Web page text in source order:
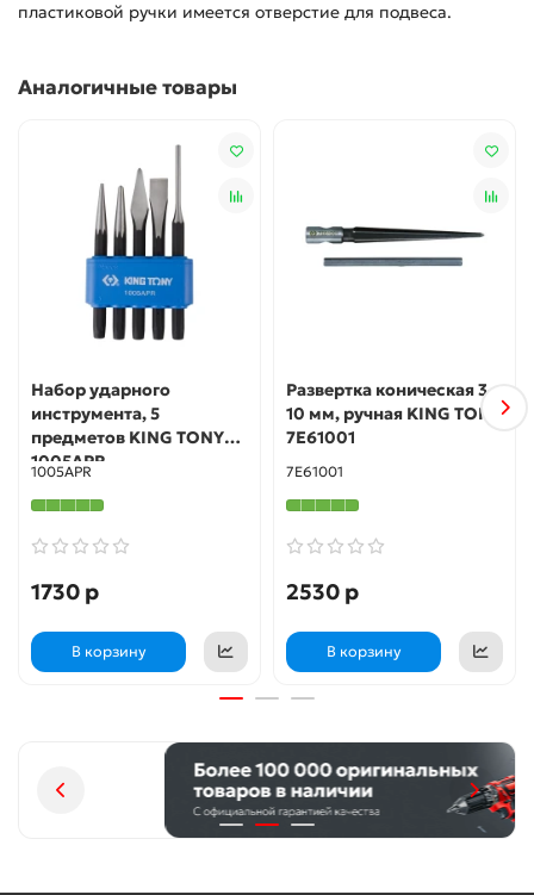
пластиковой ручки имеется отверстие для подвеса.
Аналогичные товары
Набор ударного
инструмента, 5
предметов KING TONY
1005APR
1005APR
1730 р
В корзину
Развертка коническая 3-
10 мм, ручная KING TONY
7E61001
7E61001
2530 р
В корзину